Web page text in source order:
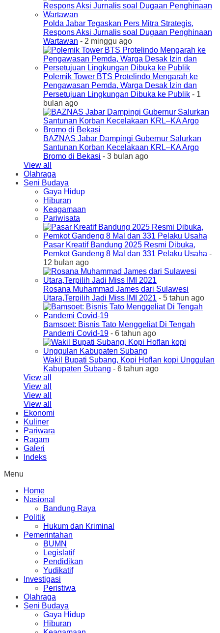
Polda Jabar Tegaskan Pers Mitra Strategis,
Respons Aksi Jurnalis soal Dugaan Penghinaan
Wartawan - 2 minggu ago
Polemik Tower BTS Protelindo Mengarah ke
Pengawasan Pemda, Warga Desak Izin dan
Persetujuan Lingkungan Dibuka ke Publik - 1
bulan ago
BAZNAS Jabar Dampingi Gubernur Salurkan
Santunan Korban Kecelakaan KRL–KA Argo
Bromo di Bekasi - 3 bulan ago
View all
Olahraga
Seni Budaya
Gaya Hidup
Hiburan
Keagamaan
Pariwisata
Pasar Kreatif Bandung 2025 Resmi Dibuka,
Pemkot Gandeng 8 Mal dan 331 Pelaku Usaha -
12 bulan ago
Rosana Muhammad James dari Sulawesi
Utara,Terpilih Jadi Miss IMI 2021 - 5 tahun ago
Bamsoet: Bisnis Tato Menggeliat Di Tengah
Pandemi Covid-19 - 6 tahun ago
Wakil Bupati Subang, Kopi Hoflan kopi Unggulan
Kabupaten Subang - 6 tahun ago
View all
View all
View all
View all
Ekonomi
Kuliner
Pariwara
Ragam
Galeri
Indeks
Menu
Home
Nasional
Bandung Raya
Politik
Hukum dan Kriminal
Pemerintahan
BUMN
Legislatif
Pendidikan
Yudikatif
Investigasi
Peristiwa
Olahraga
Seni Budaya
Gaya Hidup
Hiburan